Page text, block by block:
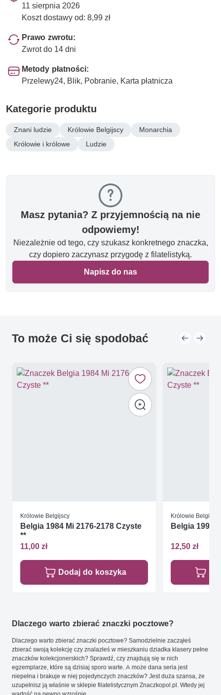
11 sierpnia 2026
Koszt dostawy od: 8,99 zł
Prawo zwrotu:
Zwrot do 14 dni
Metody płatności:
Przelewy24, Blik, Pobranie, Karta płatnicza
Kategorie produktu
Znani ludzie Królowie Belgijscy
Monarchia
Królowie i królowe
Ludzie
Masz pytania? Z przyjemnością na nie
odpowiemy!
Niezależnie od tego, czy szukasz konkretnego znaczka,
czy dopiero zaczynasz przygodę z filatelistyką.
Napisz do nas
To może Ci się spodobać
Królowie Belgijscy
Belgia 1984 Mi 2176-2178 Czyste
**
11,00 zł
Dodaj do koszyka
Królowie Belgijscy
Belgia 1994
12,50 zł
Dlaczego warto zbierać znaczki pocztowe?
Dlaczego warto zbierać znaczki pocztowe? Samodzielnie zacząłeś
zbierać swoją kolekcję czy znalazłeś w mieszkaniu dziadka klasery pełne
znaczków kolekcjonerskich? Sprawdź, czy znajdują się w nich
egzemplarze, które są dzisiaj sporo warte. A może dana seria jest
niepełna i brakuje w niej pojedynczych znaczków? Jest duża szansa, że
uzupełnisz ją właśnie w sklepie filatelistycznym Znaczkopol.pl. Wtedy jej